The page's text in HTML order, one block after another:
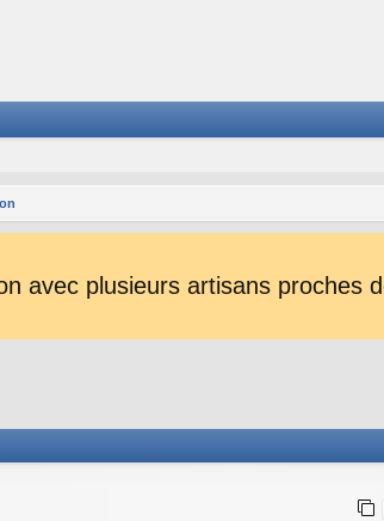
avec plusieurs artisans proches